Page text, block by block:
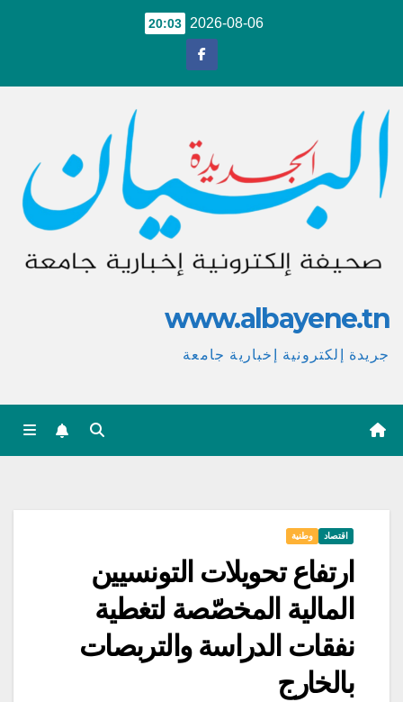
2026-08-06
20:03
www.albayene.tn
جريدة إلكترونية إخبارية جامعة
اقتصاد وطنية
ارتفاع تحويلات التونسيين
المالية المخصّصة لتغطية
نفقات الدراسة والتربصات
بالخارج